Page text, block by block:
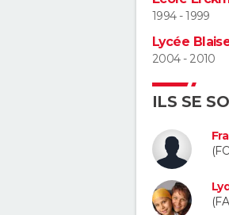
1994 - 1999
Lycée
2004 - 2010
ILS SE